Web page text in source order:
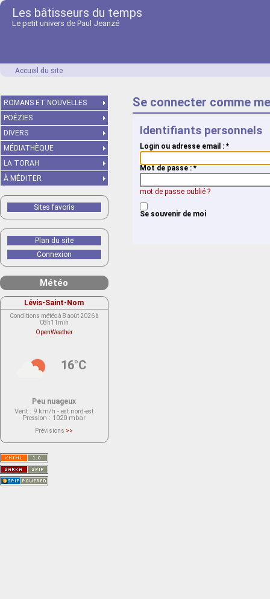
Les bâtisseurs du temps
Le petit univers de Paul Jeanzé
Accueil du site
Se connecter comme
Identifiants personnels
Login ou adresse email : *
Mot de passe :*
mot de passe oublié ?
Se souvenir de moi
ROMANS ET NOUVELLES
POÉZIES
DIVERS
MÉDIATHÈQUE
LA TORAH
À MÉDITER
Sites favoris
Plan du site
Connexion
Météo
Lévis-Saint-Nom
Conditions météo à 8 août 2026 à
08h11min
OpenWeather
16°C
Peu nuageux
Vent : 9 km/h - est nord-est
Pression : 1020 mbar
Prévisions >>
actuellement aucune prévision
Saint-Nom.
Veuillez consulter le message du
service ci-dessous.
(401 - Invalid API key. Please see
https://openweathermap.org/faq#error401